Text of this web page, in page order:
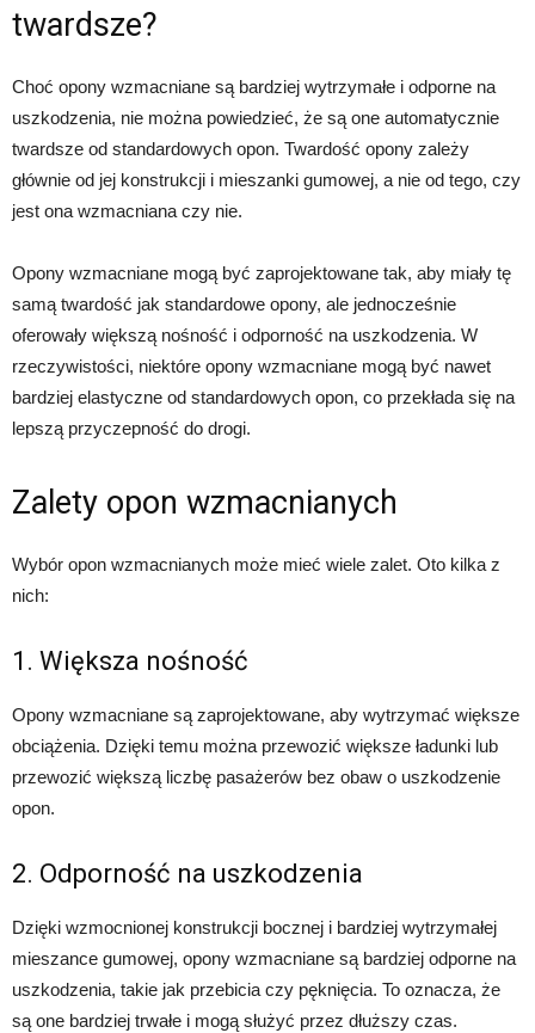
twardsze?
Choć opony wzmacniane są bardziej wytrzymałe i odporne na
uszkodzenia, nie można powiedzieć, że są one automatycznie
twardsze od standardowych opon. Twardość opony zależy
głównie od jej konstrukcji i mieszanki gumowej, a nie od tego, czy
jest ona wzmacniana czy nie.
Opony wzmacniane mogą być zaprojektowane tak, aby miały tę
samą twardość jak standardowe opony, ale jednocześnie
oferowały większą nośność i odporność na uszkodzenia. W
rzeczywistości, niektóre opony wzmacniane mogą być nawet
bardziej elastyczne od standardowych opon, co przekłada się na
lepszą przyczepność do drogi.
Zalety opon wzmacnianych
Wybór opon wzmacnianych może mieć wiele zalet. Oto kilka z
nich:
1. Większa nośność
Opony wzmacniane są zaprojektowane, aby wytrzymać większe
obciążenia. Dzięki temu można przewozić większe ładunki lub
przewozić większą liczbę pasażerów bez obaw o uszkodzenie
opon.
2. Odporność na uszkodzenia
Dzięki wzmocnionej konstrukcji bocznej i bardziej wytrzymałej
mieszance gumowej, opony wzmacniane są bardziej odporne na
uszkodzenia, takie jak przebicia czy pęknięcia. To oznacza, że
są one bardziej trwałe i mogą służyć przez dłuższy czas.